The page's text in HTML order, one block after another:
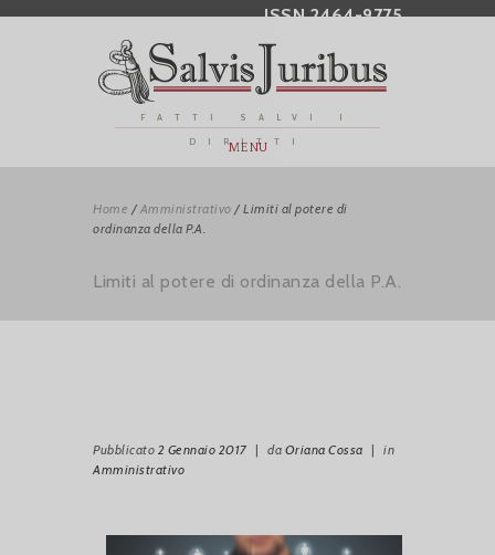
ISSN 2464-9775
FATTI SALVI I
DIRITTI
MENU
Home / Amministrativo / Limiti al potere di
ordinanza della P.A.
Limiti al potere di ordinanza della P.A.
Pubblicato 2 Gennaio 2017 | da Oriana Cossa | in
Amministrativo